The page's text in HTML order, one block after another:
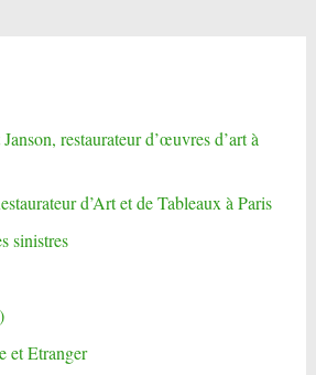
restaurateur d’œuvres d’art à
d’Art et de Tableaux à Paris
sinistres
et Etranger